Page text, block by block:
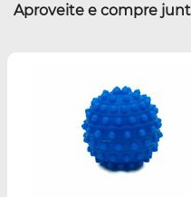
Aproveite e compre